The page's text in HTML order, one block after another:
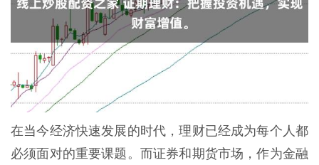
在当今经济快速发展的时代，理财已经成为每个人都
必须面对的重要课题。而证券和期货市场，作为金融